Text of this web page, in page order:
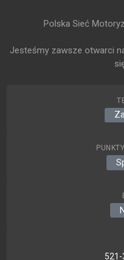
Polska Sieć
Jesteśmy zawsze otwarci